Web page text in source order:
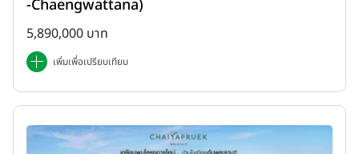
-Chaengwattana)
5,890,000 บาท
เพิ่มเพื่อเปรียบเทียบ